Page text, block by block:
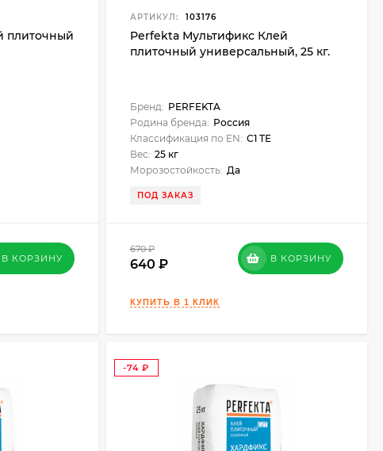
плиточный
В КОРЗИНУ
АРТИКУЛ: 103176
Perfekta Мультификс Клей
плиточный универсальный, 25 кг.
Бренд: PERFEKTA
Родина бренда: Россия
Классификация по EN: C1 TE
Вес: 25 кг
Морозостойкость: Да
ПОД ЗАКАЗ
670 ₽
640 В КОРЗИНУ
-74